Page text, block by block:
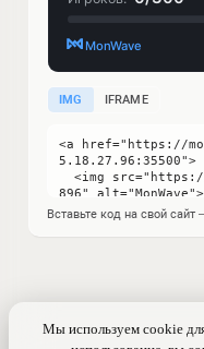
IMG IFRAME
Вставьте код на свой